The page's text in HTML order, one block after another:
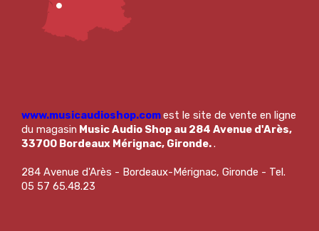
www.musicaudioshop.comest le site de vente en ligne
du magasin Music Audio Shop au 284 Avenue d'Arès,
33700 Bordeaux Mérignac, Gironde..
284 Avenue d'Arès - Bordeaux-Mérignac, Gironde - Tel.
05 57 65.48.23